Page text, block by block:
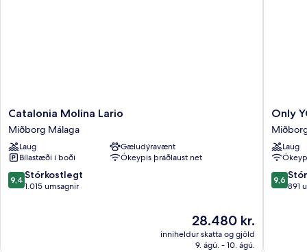
Catalonia
Molina
Lario
Miðborg
Málaga
Catalonia Molina Lario
Miðborg Málaga
Laug
Gæludýravænt
Bílastæði í boði
Ókeypis þráðlaust net
9.4
af
9,4 Stórkostlegt
1.015 umsagnir
Verðið
er
28.480 kr.
28.480 kr.
inniheldur skatta og gjöld
9. ágú. - 10. ágú.
Only
YOU
Hotel
Malaga
Málaga
Only
Laug
9.6
af
9,6
891